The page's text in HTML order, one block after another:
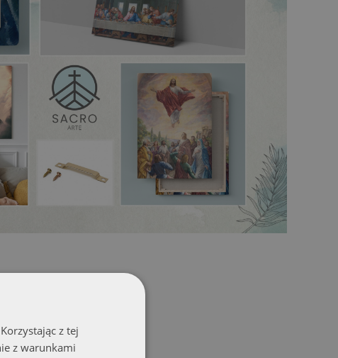
z tej
z warunkami